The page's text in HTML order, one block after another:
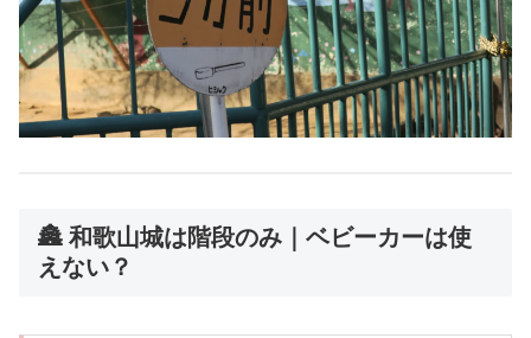
🏯 和歌山城は階段のみ｜ベビーカーは使
えない？